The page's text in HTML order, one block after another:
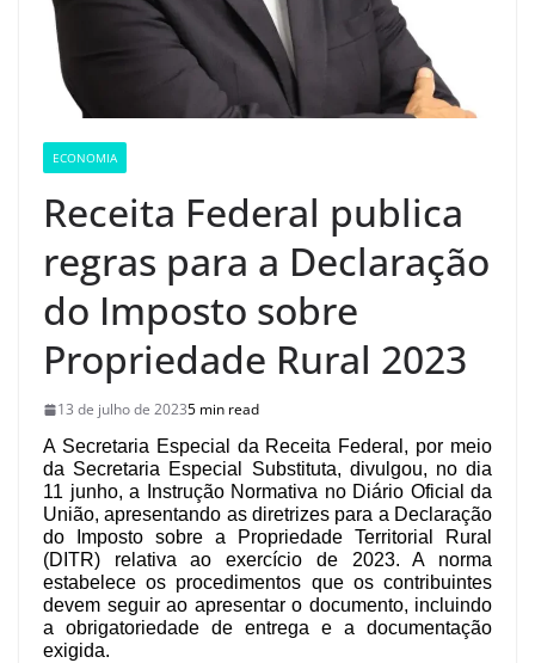
ECONOMIA
Receita Federal publica
regras para a Declaração
do Imposto sobre
Propriedade Rural 2023
13 de julho de 20235 min read
A Secretaria Especial da Receita Federal, por meio
da Secretaria Especial Substituta, divulgou, no dia
11 junho, a Instrução Normativa no Diário Oficial da
União, apresentando as diretrizes para a Declaração
do Imposto sobre a Propriedade Territorial Rural
(DITR) relativa ao exercício de 2023. A norma
estabelece os procedimentos que os contribuintes
devem seguir ao apresentar o documento, incluindo
a obrigatoriedade de entrega e a documentação
exigida.